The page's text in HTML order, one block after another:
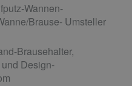
Wannen-
Brause- Umsteller
Brausehalter,
Design-